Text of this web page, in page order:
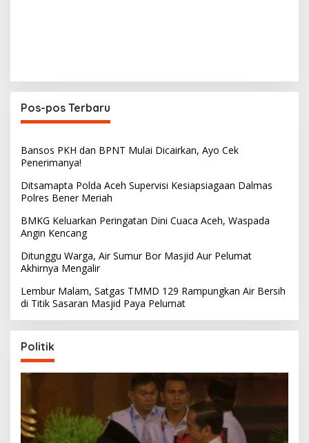
Pos-pos Terbaru
Bansos PKH dan BPNT Mulai Dicairkan, Ayo Cek
Penerimanya!
Ditsamapta Polda Aceh Supervisi Kesiapsiagaan Dalmas
Polres Bener Meriah
BMKG Keluarkan Peringatan Dini Cuaca Aceh, Waspada
Angin Kencang
Ditunggu Warga, Air Sumur Bor Masjid Aur Pelumat
Akhirnya Mengalir
Lembur Malam, Satgas TMMD 129 Rampungkan Air Bersih
di Titik Sasaran Masjid Paya Pelumat
Politik